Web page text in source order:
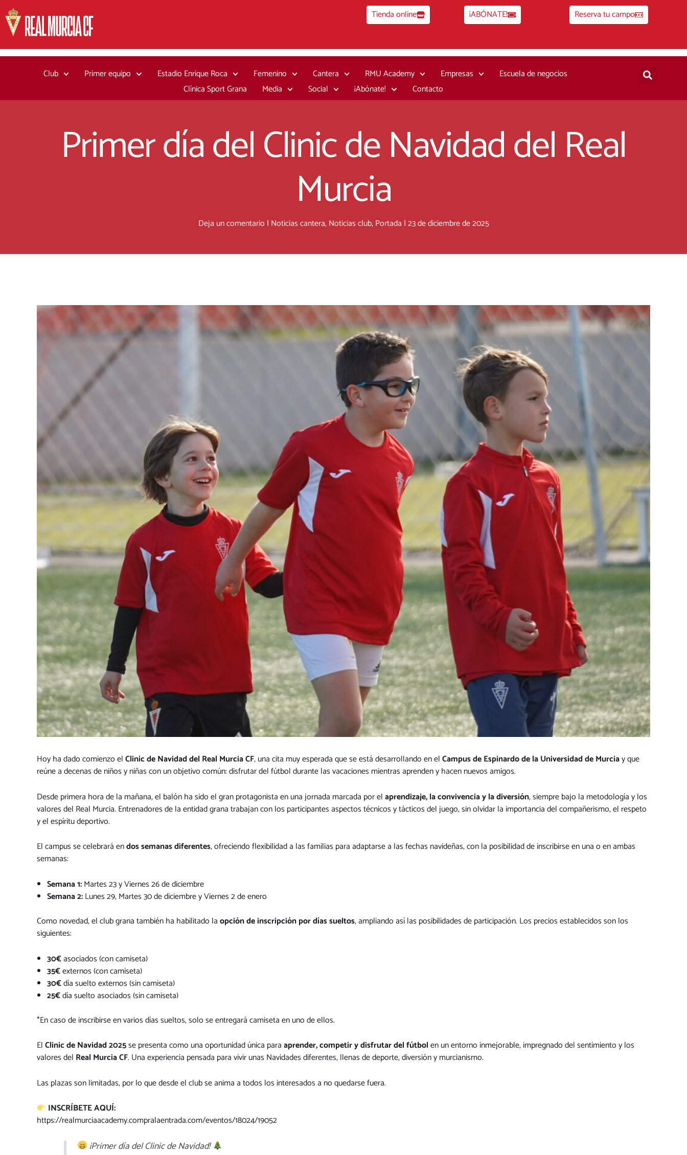
al
contenido
Tienda online ¡ABÓNATE! Reserva tu campo
Club Primer equipo Estadio Enrique Roca Femenino Cantera RMU Academy Empresas
Escuela de negocios
Clínica Sport Grana
Media Social ¡Abónate! Contacto
Primer día del Clinic de Navidad del Real
Murcia
Deja un comentario | Noticias cantera,Noticias club,Portada |23 de diciembre de 2025
Hoy ha dado comienzo elClinic de Navidad del Real Murcia CF, una cita muy esperada que se está desarrollando en elCampus de Espinardo de la Universidad de Murciay que
reúne a decenas de niños y niñas con un objetivo común: disfrutar del fútbol durante las vacaciones mientras aprenden y hacen nuevos amigos.
Desde primera hora de la mañana, el balón ha sido el gran protagonista en una jornada marcada por elaprendizaje, la convivencia y la diversión, siempre bajo la metodología y los
valores del Real Murcia. Entrenadores de la entidad grana trabajan con los participantes aspectos técnicos y tácticos del juego, sin olvidar la importancia del compañerismo, el respeto
y el espíritu deportivo.
El campus se celebrará endos semanas diferentes, ofreciendo flexibilidad a las familias para adaptarse a las fechas navideñas, con la posibilidad de inscribirse en una o en ambas
semanas:
Semana 1:Martes 23 y Viernes 26 de diciembre
Semana 2:Lunes 29, Martes 30 de diciembre y Viernes 2 de enero
Como novedad, el club grana también ha habilitado laopción de inscripción por días sueltos, ampliando así las posibilidades de participación. Los precios establecidos son los
siguientes:
30€asociados (con camiseta)
35€externos (con camiseta)
30€día suelto externos (sin camiseta)
25€día suelto asociados (sin camiseta)
*En caso de inscribirse en varios días sueltos, solo se entregará camiseta en uno de ellos.
ElClinic de Navidad 2025se presenta como una oportunidad única paraaprender, competir y disfrutar del fútbolen un entorno inmejorable, impregnado del sentimiento y los
valores del Real Murcia CF. Una experiencia pensada para vivir unas Navidades diferentes, llenas de deporte, diversión y murcianismo.
Las plazas son limitadas, por lo que desde el club se anima a todos los interesados a no quedarse fuera.
INSCRÍBETE AQUÍ:
https://realmurciaacademy.compralaentrada.com/eventos/18024/19052
¡Primer día del Clinic de Navidad!